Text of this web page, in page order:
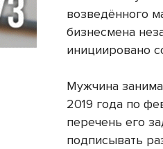
возведённого
бизнесмена
инициировано
Мужчина
2019 года по
перечень его
подписывать